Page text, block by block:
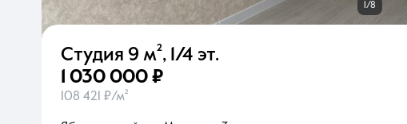
О компании
1/8
Студия 9 м², 1/4 эт.
1 030 000 ₽
108 421 ₽/м²